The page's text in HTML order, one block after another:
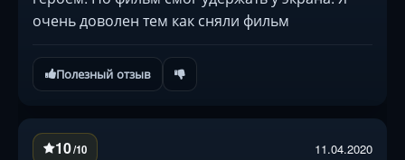
очень доволен тем как сняли фильм
Полезный отзыв
10/10 11.04.2020